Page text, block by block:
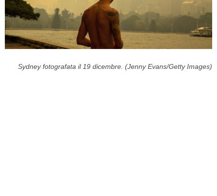
Sydney fotografata il 19 dicembre. (Jenny Evans/Getty Images)